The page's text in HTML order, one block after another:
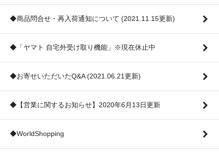
◆商品問合せ・再入荷通知について (2021.11.15更新)
◆「ヤマト 自宅外受け取り機能」※現在休止中
◆お寄せいただいたQ&A (2021.06.21更新)
◆【営業に関するお知らせ】2020年6月13日更新
◆WorldShopping